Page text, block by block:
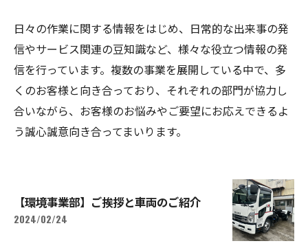
日々の作業に関する情報をはじめ、日常的な出来事の発
信やサービス関連の豆知識など、様々な役立つ情報の発
信を行っています。複数の事業を展開している中で、多
くのお客様と向き合っており、それぞれの部門が協力し
合いながら、お客様のお悩みやご要望にお応えできるよ
う誠心誠意向き合ってまいります。
【環境事業部】ご挨拶と車両のご紹介
2024/02/24